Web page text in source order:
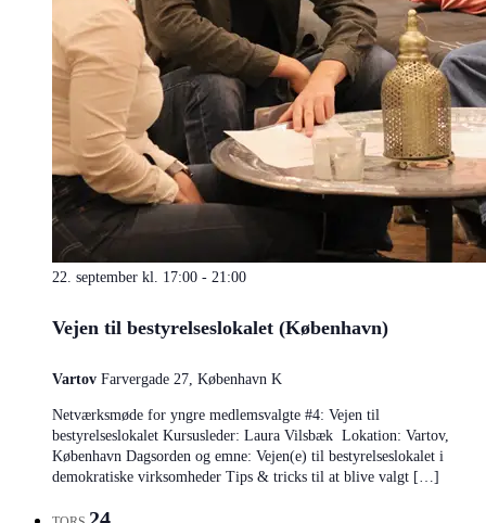
22. september kl. 17:00 - 21:00
Vejen til bestyrelseslokalet (København)
Vartov Farvergade 27, København K
Netværksmøde for yngre medlemsvalgte #4: Vejen til
bestyrelseslokalet Kursusleder: Laura Vilsbæk Lokation: Vartov,
København Dagsorden og emne: Vejen(e) til bestyrelseslokalet i
demokratiske virksomheder Tips & tricks til at blive valgt […]